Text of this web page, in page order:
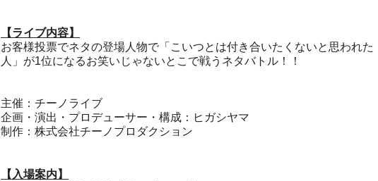
【ライブ内容】
お客様投票でネタの登場人物で「こいつとは付き合いたくないと思われた
人」が1位になるお笑いじゃないとこで戦うネタバトル！！
主催：チーノライブ
企画・演出・プロデューサー・構成：ヒガシヤマ
制作：株式会社チーノプロダクション
【入場案内】